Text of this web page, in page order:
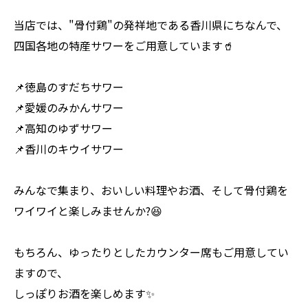
当店では、"骨付鶏"の発祥地である香川県にちなんで、
四国各地の特産サワーをご用意しています🥤
📌徳島のすだちサワー
📌愛媛のみかんサワー
📌高知のゆずサワー
📌香川のキウイサワー
みんなで集まり、おいしい料理やお酒、そして骨付鶏を
ワイワイと楽しみませんか?😆
もちろん、ゆったりとしたカウンター席もご用意してい
ますので、
しっぽりお酒を楽しめます✨